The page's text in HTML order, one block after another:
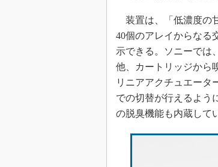
装置は、「低濃度の
40個のアレイからなる
示できる。ソニーでは
他、カートリッジから
リニアアクチュエータ
での切替が行えるよう
の脱臭機能も内蔵して